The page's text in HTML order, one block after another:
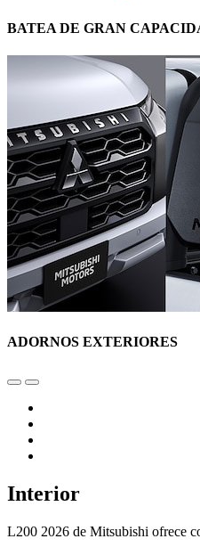
BATEA DE GRAN
ADORNOS EXTERIORES
Interior
L200 2026 de Mitsubishi ofrece